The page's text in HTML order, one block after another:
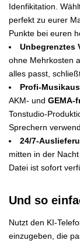
Idenfikitation.
perfekt zu eurer
Punkte bei euren
Unbegrenztes
ohne Mehrkosten
alles passt,
Profi-
AKM- und GEMA-
Tonstudio-
Sprechern
24/7-
mitten in der
Datei ist sofort
Und so
Nutzt den KI-
einzugeben, die